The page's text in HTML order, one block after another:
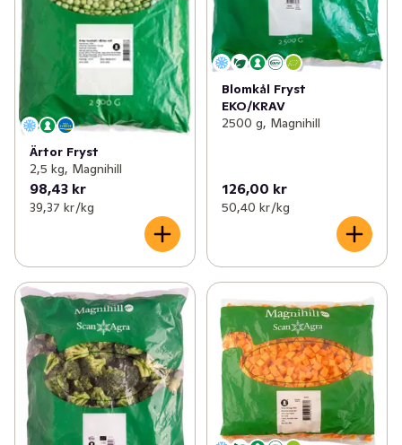
Ärtor Fryst
2,5 kg, Magnihill
98,43 kr
39,37 kr /kg
Blomkål Fryst
EKO/KRAV
2500 g, Magnihill
126,00 kr
50,40 kr /kg